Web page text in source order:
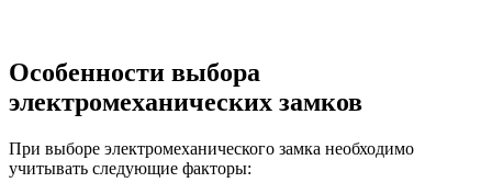
Особенности выбора
электромеханических замков
При выборе электромеханического замка необходимо
учитывать следующие факторы: